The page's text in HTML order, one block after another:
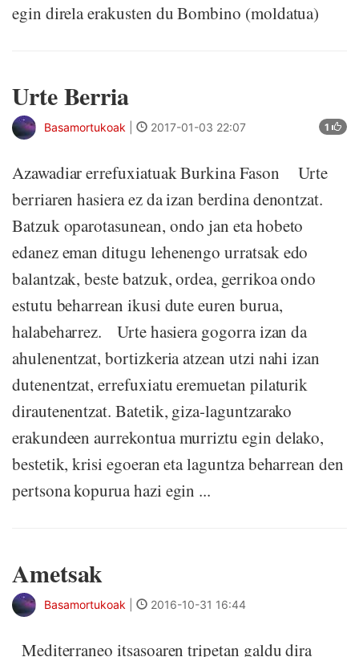
egin direla erakusten du Bombino (moldatua)
Urte Berria
1
Basamortukoak 2017-01-03 22:07
Azawadiar errefuxiatuak Burkina Fason Urte
berriaren hasiera ez da izan berdina denontzat.
Batzuk oparotasunean, ondo jan eta hobeto
edanez eman ditugu lehenengo urratsak edo
balantzak, beste batzuk, ordea, gerrikoa ondo
estutu beharrean ikusi dute euren burua,
halabeharrez. Urte hasiera gogorra izan da
ahulenentzat, bortizkeria atzean utzi nahi izan
dutenentzat, errefuxiatu eremuetan pilaturik
dirautenentzat. Batetik, giza-laguntzarako
erakundeen aurrekontua murriztu egin delako,
bestetik, krisi egoeran eta laguntza beharrean den
pertsona kopurua hazi egin ...
Ametsak
Basamortukoak 2016-10-31 16:44
Mediterraneo itsasoaren tripetan galdu dira